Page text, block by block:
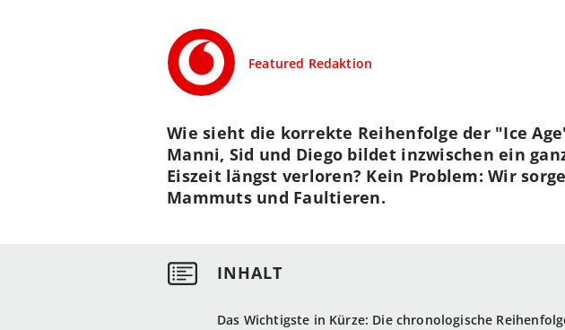
Featured Redaktion
Das Wichtigste in Kürze: Die chronologische
Wie sieht die korrekte Reihenfolge der "Ice
Manni, Sid und Diego bildet inzwischen ein
Eiszeit längst verloren? Kein Problem: Wir
Mammuts und Faultieren.